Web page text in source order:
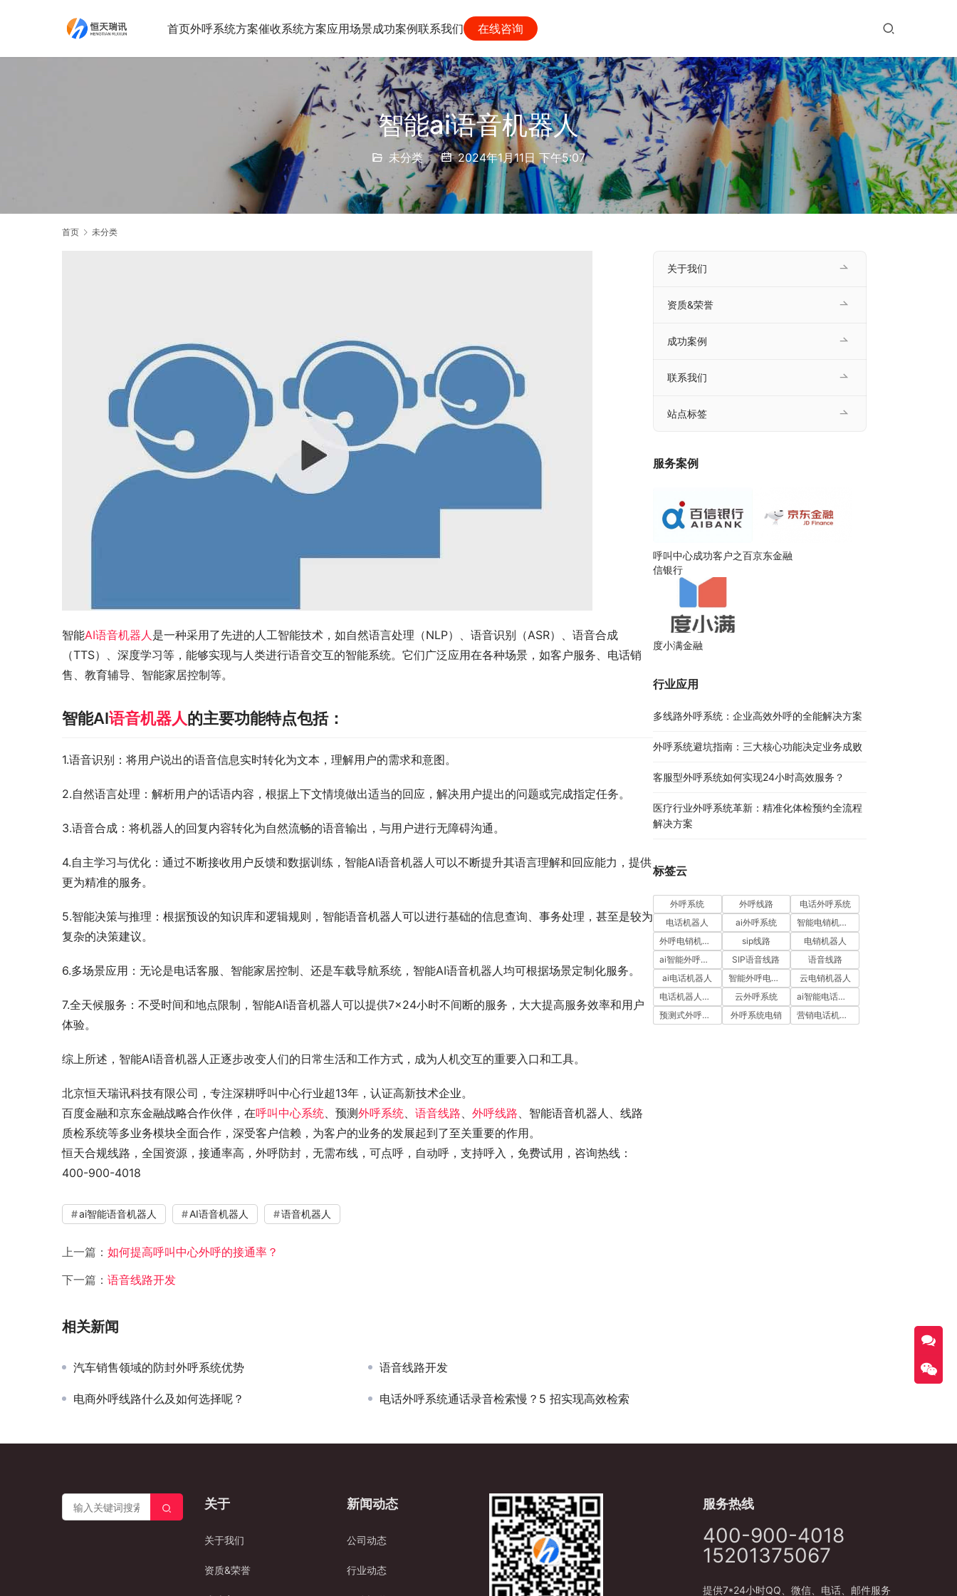
首页外呼系统方案催收系统方案应用场景成功案例联系我们 在线咨询
智能ai语音机器人
未分类 2024年1月11日 下午5:07
首页 未分类
智能AI语音机器人是一种采用了先进的人工智能技术，如自然语言处理（NLP）、语音识别（ASR）、语音合成
（TTS）、深度学习等，能够实现与人类进行语音交互的智能系统。它们广泛应用在各种场景，如客户服务、电话销
售、教育辅导、智能家居控制等。
智能AI语音机器人的主要功能特点包括：
1.语音识别：将用户说出的语音信息实时转化为文本，理解用户的需求和意图。
2.自然语言处理：解析用户的话语内容，根据上下文情境做出适当的回应，解决用户提出的问题或完成指定任务。
3.语音合成：将机器人的回复内容转化为自然流畅的语音输出，与用户进行无障碍沟通。
4.自主学习与优化：通过不断接收用户反馈和数据训练，智能AI语音机器人可以不断提升其语言理解和回应能力，提供
更为精准的服务。
5.智能决策与推理：根据预设的知识库和逻辑规则，智能语音机器人可以进行基础的信息查询、事务处理，甚至是较为
复杂的决策建议。
6.多场景应用：无论是电话客服、智能家居控制、还是车载导航系统，智能AI语音机器人均可根据场景定制化服务。
7.全天候服务：不受时间和地点限制，智能AI语音机器人可以提供7×24小时不间断的服务，大大提高服务效率和用户
体验。
综上所述，智能AI语音机器人正逐步改变人们的日常生活和工作方式，成为人机交互的重要入口和工具。
北京恒天瑞讯科技有限公司，专注深耕呼叫中心行业超13年，认证高新技术企业。
百度金融和京东金融战略合作伙伴，在呼叫中心系统、预测外呼系统、 语音线路、 外呼线路、智能语音机器人、线路
质检系统等多业务模块全面合作，深受客户信赖，为客户的业务的发展起到了至关重要的作用。
恒天合规线路，全国资源，接通率高，外呼防封，无需布线，可点呼，自动呼，支持呼入，免费试用，咨询热线：
400-900-4018
ai智能语音机器人 AI语音机器人 语音机器人
上一篇： 如何提高呼叫中心外呼的接通率？
下一篇： 语音线路开发
相关新闻
汽车销售领域的防封外呼系统优势 语音线路开发
电商外呼线路什么及如何选择呢？ 电话外呼系统通话录音检索慢？5 招实现高效检索
关于我们
资质&荣誉
成功案例
联系我们
站点标签
服务案例
呼叫中心成功客户之百
信银行
京东金融
度小满金融
行业应用
多线路外呼系统：企业高效外呼的全能解决方案​
外呼系统避坑指南：三大核心功能决定业务成败​
客服型外呼系统如何实现24小时高效服务？
医疗行业外呼系统革新：精准化体检预约全流程
解决方案​
标签云
外呼系统 外呼线路
电话外呼系统
电话机器人
ai外呼系统
智能电销机器人
外呼电销机器人
sip线路
电销机器人
ai智能外呼系统
SIP语音线路
语音线路
ai电话机器人
智能外呼电销机器人
云电销机器人
电话机器人外呼
云外呼系统
ai智能电话机器人
预测式外呼系统
外呼系统电销 营销电话机器人
关于
关于我们
资质&荣誉
新闻动态
公司动态
行业动态
服务热线
400-900-4018
15201375067
提供7*24小时QQ、微信、电话、邮件服务